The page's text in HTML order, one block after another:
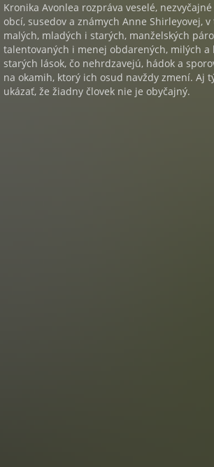
Kronika Avonlea rozpráva veselé,
obcí, susedov a známych Anne Shirleyovej,
malých, mladých i starých, manželských
talentovaných i menej obdarených, milých
starých lások, čo nehrdzavejú, hádok a
na okamih, ktorý ich osud navždy zmení. Aj
ukázať, že žiadny človek nie je obyčajný.